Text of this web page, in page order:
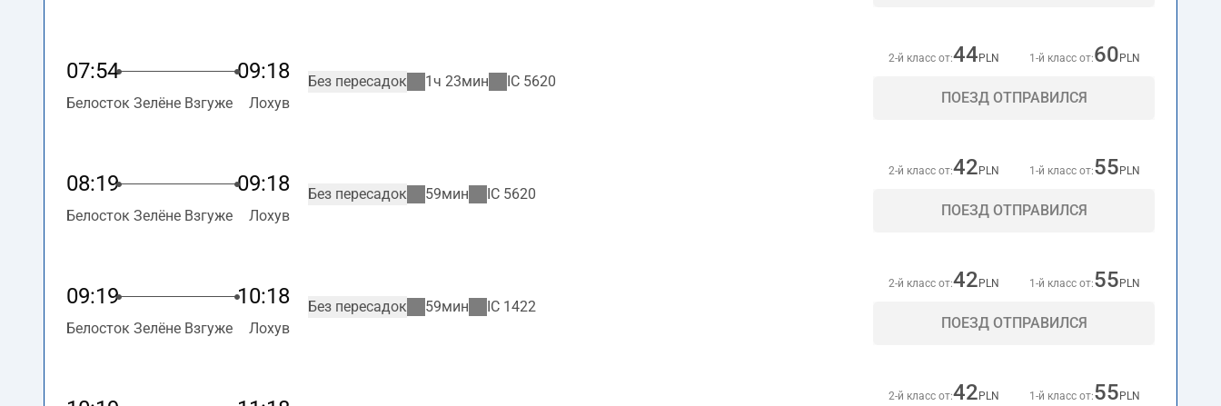
07:54 09:18
Белосток Зелёне Взгуже Лохув
Без пересадок 1ч 23мин IC 5620
2-й класс от:44 PLN 1-й класс от:60 PLN
ПОЕЗД ОТПРАВИЛСЯ
08:19 09:18
Белосток Зелёне Взгуже Лохув
Без пересадок 59мин IC 5620
2-й класс от:42 PLN 1-й класс от:55 PLN
ПОЕЗД ОТПРАВИЛСЯ
09:19 10:18
Белосток Зелёне Взгуже Лохув
Без пересадок 59мин IC 1422
2-й класс от:42 PLN 1-й класс от:55 PLN
ПОЕЗД ОТПРАВИЛСЯ
2-й класс от:42 PLN 1-й класс от:55 PLN